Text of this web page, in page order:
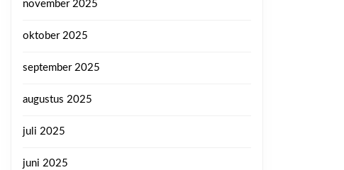
november 2025
oktober 2025
september 2025
augustus 2025
juli 2025
juni 2025